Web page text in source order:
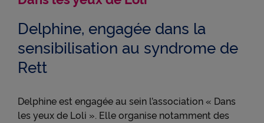
Delphine, engagée dans la
sensibilisation au syndrome de
Rett
Delphine est engagée au sein l’association « Dans
les yeux de Loli ». Elle organise notamment des